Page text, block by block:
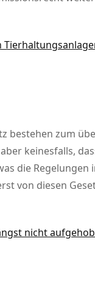
zum
keinesfalls,
die
von diesen
nicht